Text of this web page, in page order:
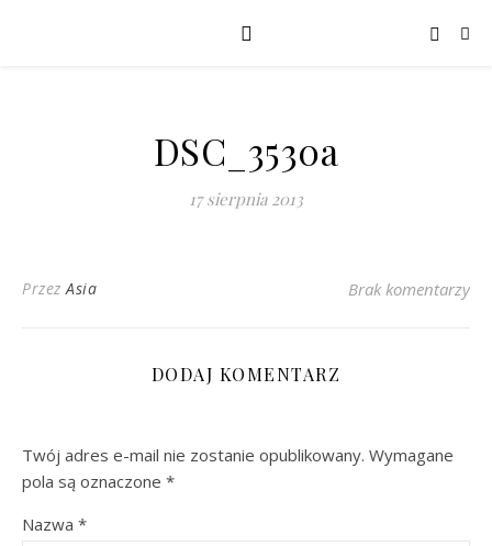
DSC_3530a
17 sierpnia 2013
PrzezAsia Brak komentarzy
DODAJ KOMENTARZ
Twój adres e-mail nie zostanie opublikowany. Wymagane
pola są oznaczone *
Nazwa *